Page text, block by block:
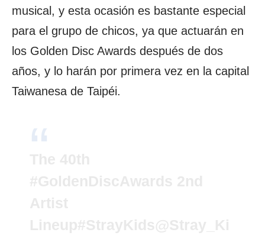
musical, y esta ocasión es bastante especial
para el grupo de chicos, ya que actuarán en
los Golden Disc Awards después de dos
años, y lo harán por primera vez en la capital
Taiwanesa de Taipéi.